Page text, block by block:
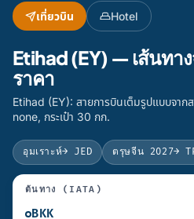
เที่ยวบิน Hotel
Etihad (EY) — เส้นทา
ราคา
Etihad (EY): สายการบินเต็มรูปแบบจาก
none, กระเป๋า 30 กก.
อุมเราะห์→ JED ตรุษจีน 2027→
ต้นทาง (IATA)